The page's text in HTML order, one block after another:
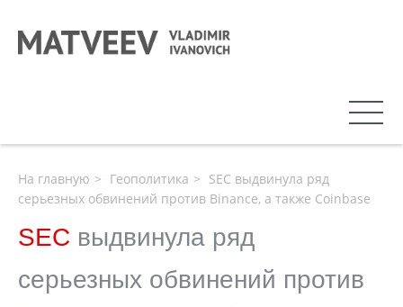
На главную Геополитика
SEC выдвинула ряд
серьезных обвинений против Binance, а также Coinbase
SEC выдвинула ряд
серьезных обвинений против